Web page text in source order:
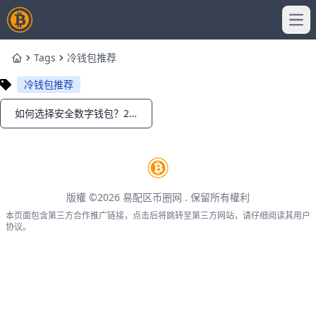
HomeTags
冷钱包推荐
冷钱包推荐
Notifications 如何选择安全数字钱包？2026最新冷钱包与热钱包推荐对比
版權 ©2026 易配区币圈网 . 保留所有權利
本页面包含第三方合作推广链接，点击后将跳转至第三方网站，请仔细阅读其用户
协议。